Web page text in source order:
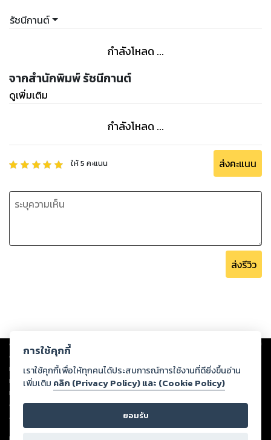
รัชนีกานต์
กำลังโหลด ...
จากสำนักพิมพ์ รัชนีกานต์
ดูเพิ่มเติม
กำลังโหลด ...
ให้5 คะแนน ส่งคะแนน
ส่งรีวิว
Copyright © 2026
ต่อผลงานหรือเนื้อหาใดที่อัปโหลดผ่านเว็บไซต์และปรากฏว่าละเมิดสิทธิใน
ทรัพย์สินทางปัญญาของบุคคลอื่นหรือขัดต่อกฎหมายและศีลธรรม ดังนั้น ผู้อ่าน
ทุกท่านโปรดใช้วิจารณญาณในการกลั่นกรองด้วยตนเอง และหากท่านพบว่าส่วน
หนึ่งส่วนใดขัดต่อกฎหมายและศีลธรรม กรุณาแจ้งมายังบริษัท เพื่อทีมงานจะได้
ดำเนินการในทันที ทั้งนี้ ทางสตอรี่ล็อกขอสงวนลิขสิทธิ์ตามพระราชบัญญัติ
ลิขสิทธิ์ พ.ศ. 2537 (ฉบับล่าสุด)
การใช้คุกกี้
เราใช้คุกกี้เพื่อให้ทุกคนได้ประสบการณ์การใช้งานที่ดียิ่งขึ้นอ่าน
เพิ่มเติม คลิก (Privacy Policy) และ (Cookie Policy)
ยอมรับ